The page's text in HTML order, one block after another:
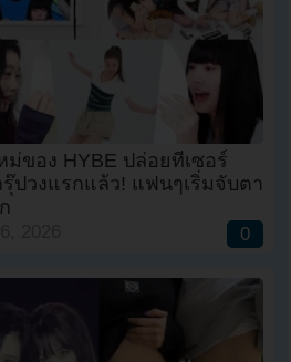
ม่ของ HYBE ปล่อยทีเซอร์
รุ๊ปวงแรกแล้ว! แฟนๆเริ่มจับตา
0